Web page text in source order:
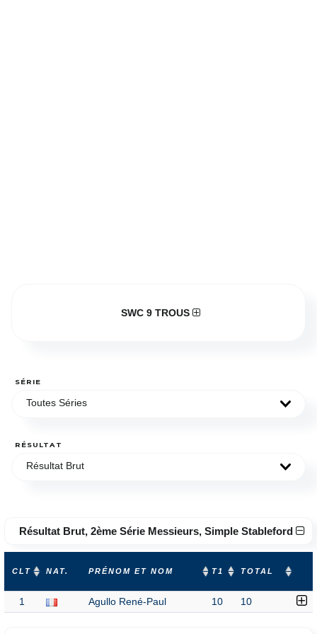
SWC 9 TROUS
SÉRIE
Toutes Séries
RÉSULTAT
Résultat Brut
Résultat Brut, 2ème Série Messieurs, Simple Stableford
CLT NAT. PRÉNOM ET NOM T1 TOTAL
1 Agullo René-Paul 10 10